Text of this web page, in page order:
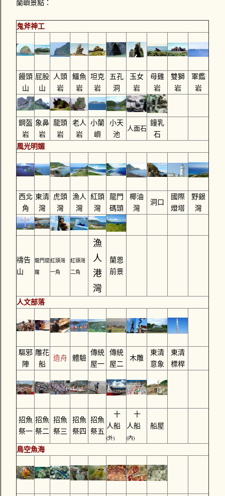
蘭嶼景點：
鬼斧神工
饅頭
山
屁股
山
人頭
岩
鱷魚
岩
坦克
岩
五孔
洞
玉女
岩
母雞
岩
雙獅
岩
軍鑑
岩
鋼盔
岩
象鼻
岩
龍頭
岩
老人
岩
小蘭
嶼
小天
池
人面石
鐘乳
石
風光明媚
西北
角
東清
灣
虎頭
灣
漁人
灣
紅頭
灣
龍門
碼頭
椰油
灣
洞口
國際
燈塔
野銀
灣
禱告
山
龍門窟
窿
紅頭灣
一角
紅頭灣
二角
漁
人
港
灣
蘭恩
前景
人文部落
驅邪
陣
雕花
船
造舟 體驗
傳統
屋一
傳統
屋二
木雕
東清
意象
東清
標桿
招魚
祭一
招魚
祭二
招魚
祭三
招魚
祭四
招魚
祭五
十
人船
(外)
十
人船
(內)
船屋
鳥空魚海